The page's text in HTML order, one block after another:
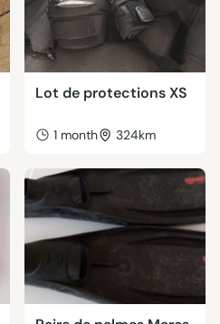
Lot de protections XS
1 month 324km